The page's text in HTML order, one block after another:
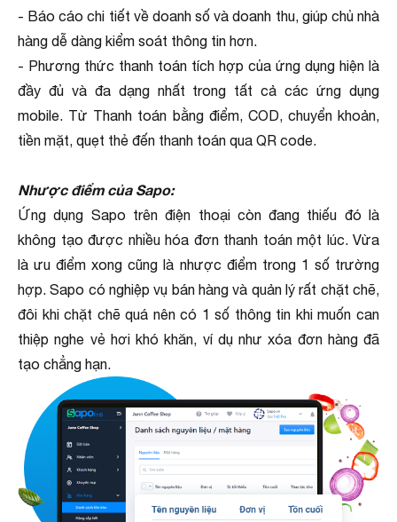
- Báo cáo chi tiết về doanh số và doanh thu, giúp chủ nhà
hàng dễ dàng kiểm soát thông tin hơn.
- Phương thức thanh toán tích hợp của ứng dụng hiện là
đầy đủ và đa dạng nhất trong tất cả các ứng dụng
mobile. Từ Thanh toán bằng điểm, COD, chuyển khoản,
tiền mặt, quẹt thẻ đến thanh toán qua QR code.
Nhược điểm của Sapo:
Ứng dụng Sapo trên điện thoại còn đang thiếu đó là
không tạo được nhiều hóa đơn thanh toán một lúc. Vừa
là ưu điểm xong cũng là nhược điểm trong 1 số trường
hợp. Sapo có nghiệp vụ bán hàng và quản lý rất chặt chẽ,
đôi khi chặt chẽ quá nên có 1 số thông tin khi muốn can
thiệp nghe vẻ hơi khó khăn, ví dụ như xóa đơn hàng đã
tạo chẳng hạn.